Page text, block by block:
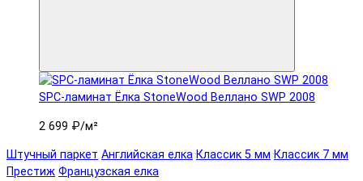
SPC-ламинат Ëлка StoneWood Веллано SWP 2008
2 699 ₽/м²
Штучный паркет Английская елка Классик 5 мм Классик 7 мм
Престиж Французская елка